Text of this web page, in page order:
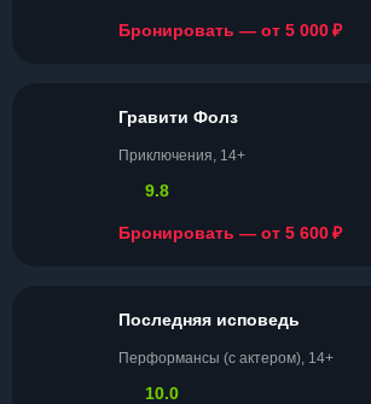
Бронировать — от 5 000₽
Гравити Фолз
Приключения, 14+
9.8
Бронировать — от 5 600₽
Последняя исповедь
Перформансы (с актером), 14+
10.0